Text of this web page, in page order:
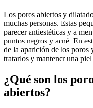
Los poros abiertos y
muchas personas. Estas
parecer antiestéticas y a
puntos negros y acné. En
de la aparición de los poros
tratarlos y mantener una
¿Qué son los
abiertos?